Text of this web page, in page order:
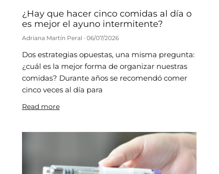
¿Hay que hacer cinco comidas al día o
es mejor el ayuno intermitente?
Adriana Martín Peral 06/07/2026
Dos estrategias opuestas, una misma pregunta:
¿cuál es la mejor forma de organizar nuestras
comidas? Durante años se recomendó comer
cinco veces al día para
Read more